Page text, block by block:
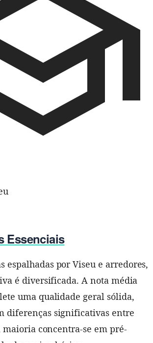
Essenciais
espalhadas por Viseu e arredores,
é diversificada. A nota média
uma qualidade geral sólida,
diferenças significativas entre
concentra-se em pré-